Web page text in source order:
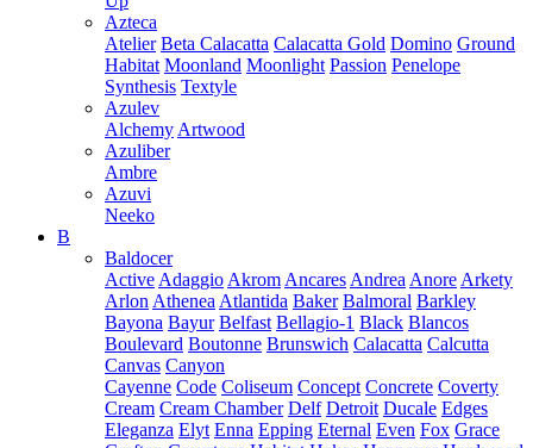
Azteca
Atelier Beta Calacatta Calacatta Gold Domino Ground
Habitat Moonland Moonlight Passion Penelope
Synthesis Textyle
Azulev
Alchemy Artwood
Azuliber
Ambre
Azuvi
Neeko
B
Baldocer
Active Adaggio Akrom Ancares Andrea Anore Arkety
Arlon Athenea Atlantida Baker Balmoral Barkley
Bayona Bayur Belfast Bellagio-1 Black Blancos
Boulevard Boutonne Brunswich Calacatta Calcutta
Canvas Canyon
Cayenne Code Coliseum Concept Concrete Coverty
Cream Cream Chamber Delf Detroit Ducale Edges
Eleganza Elyt Enna Epping Eternal Even Fox Grace